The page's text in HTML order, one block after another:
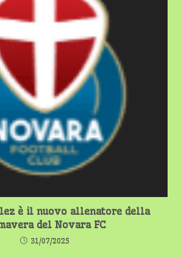
è il nuovo allenatore della
del Novara FC
31/07/2025